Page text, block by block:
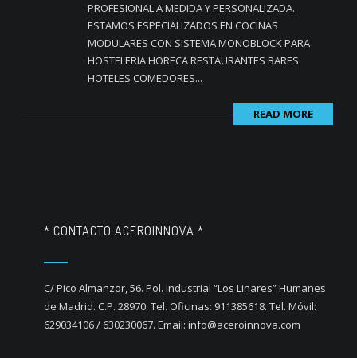
PROFESIONAL A MEDIDA Y PERSONALIZADA.
ESTAMOS ESPECIALIZADOS EN COCINAS
MODULARES CON SISTEMA MONOBLOCK PARA
HOSTELERIA HORECA RESTAURANTES BARES
HOTELES COMEDORES...
READ MORE
* CONTACTO ACEROINNOVA *
C/ Pico Almanzor, 56. Pol. Industrial “Los Linares” Humanes
de Madrid. C.P. 28970. Tel. Oficinas: 911385618. Tel. Móvil:
629034106 / 630230067. Email: info@aceroinnova.com